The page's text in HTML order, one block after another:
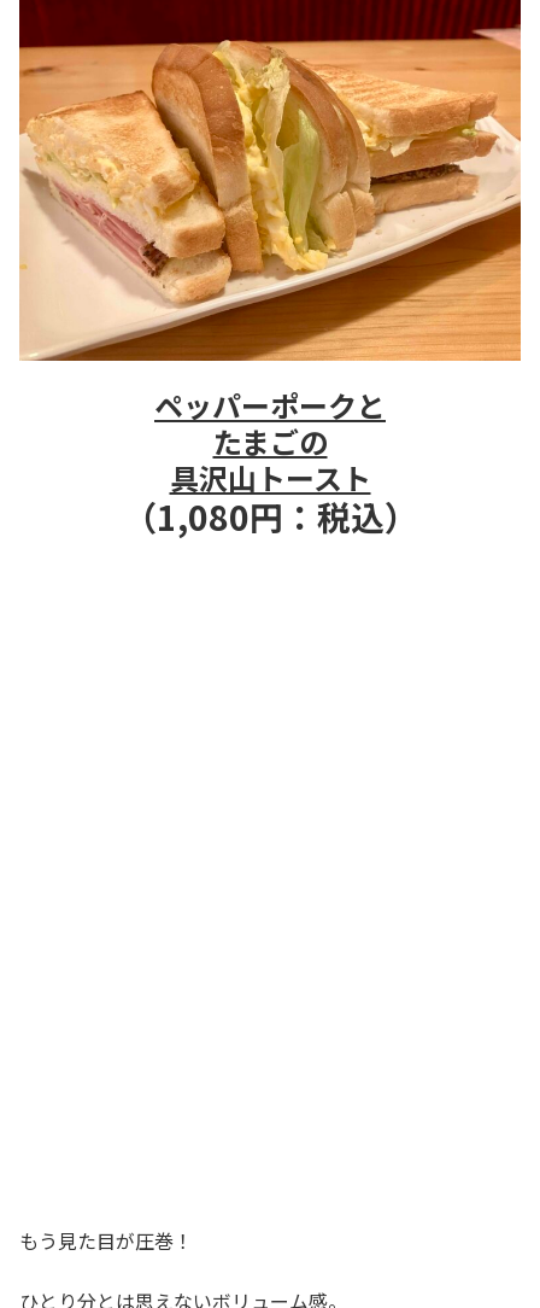
ペッパーポークと
たまごの
具沢山トースト
（1,080円：税込）
もう見た目が圧巻！
ひとり分とは思えないボリューム感。